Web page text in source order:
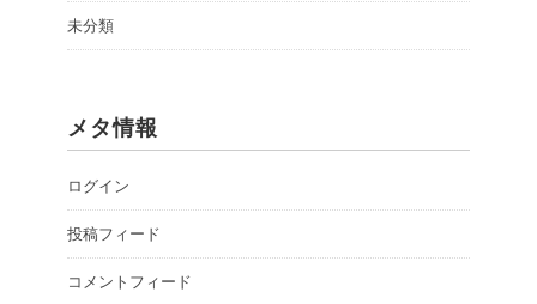
未分類
メタ情報
ログイン
投稿フィード
コメントフィード